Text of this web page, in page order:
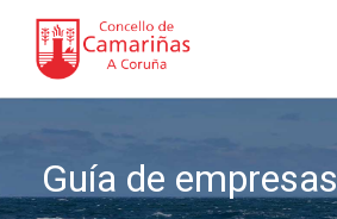
Guía de empresas